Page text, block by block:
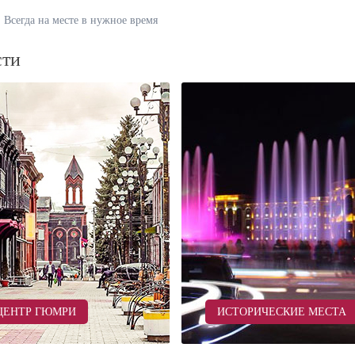
Всегда на месте в нужное время
ГЮМРИ ИСТОРИЧЕСКИЕ МЕСТА